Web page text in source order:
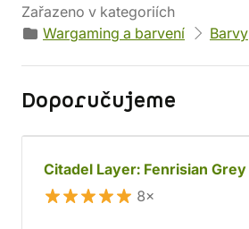
Zařazeno v kategoriích
Wargaming a barvení
Barvy
Doporučujeme
Citadel Layer: Fenrisian Grey
8×